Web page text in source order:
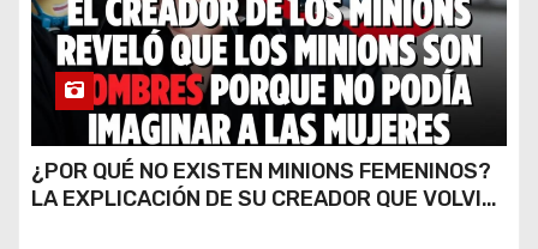
¿POR QUÉ NO EXISTEN MINIONS FEMENINOS?
LA EXPLICACIÓN DE SU CREADOR QUE VOLVIÓ